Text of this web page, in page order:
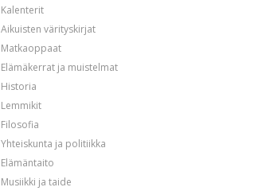
Kalenterit
Aikuisten värityskirjat
Matkaoppaat
Elämäkerrat ja muistelmat
Historia
Lemmikit
Filosofia
Yhteiskunta ja politiikka
Elämäntaito
Musiikki ja taide